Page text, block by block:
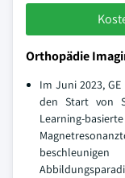
Orthopädie
Im Juni 2023,
den Start von
Learning-